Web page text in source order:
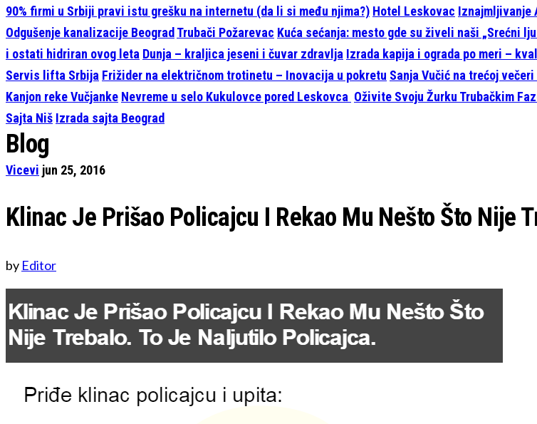
90% firmi u Srbiji pravi istu grešku na internetu (da li si među njima?) Hotel Leskovac Iznajmljivanje
Odgušenje kanalizacije Beograd Trubači Požarevac Kuća sećanja: mesto gde su živeli naši „Srećni
i ostati hidriran ovog leta Dunja – kraljica jeseni i čuvar zdravlja Izrada kapija i ograda po meri –
Servis lifta Srbija Frižider na električnom trotinetu – Inovacija u pokretu Sanja Vučić na trećoj
Kanjon reke Vučjanke Nevreme u selo Kukulovce pored Leskovca Oživite Svoju Žurku Trubačkim
Sajta Niš Izrada sajta Beograd
Blog
Vicevi jun 25, 2016
Klinac Je Prišao Policajcu I Rekao Mu Nešto Što Nije
by Editor